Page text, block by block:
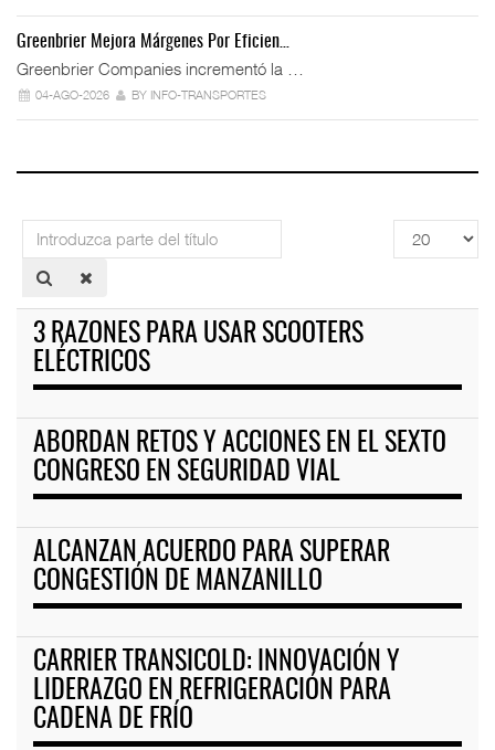
Greenbrier Mejora Márgenes Por Eficien…
Greenbrier Companies incrementó la …
04-AGO-2026 BY INFO-TRANSPORTES
Introduzca
parte
del
Cantidad
a
3 RAZONES PARA USAR SCOOTERS
ELÉCTRICOS
ABORDAN RETOS Y ACCIONES EN EL SEXTO
CONGRESO EN SEGURIDAD VIAL
ALCANZAN ACUERDO PARA SUPERAR
CONGESTIÓN DE MANZANILLO
CARRIER TRANSICOLD: INNOVACIÓN Y
LIDERAZGO EN REFRIGERACIÓN PARA
CADENA DE FRÍO